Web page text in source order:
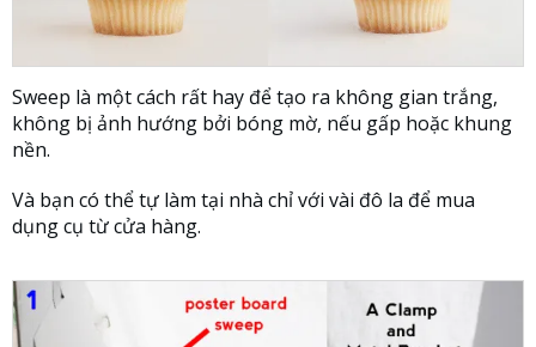
Sweep là một cách rất hay để tạo ra không gian trắng,
không bị ảnh hướng bởi bóng mờ, nếu gấp hoặc khung
nền.
Và bạn có thể tự làm tại nhà chỉ với vài đô la để mua
dụng cụ từ cửa hàng.